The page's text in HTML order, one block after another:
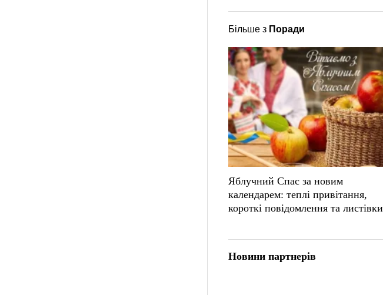
Більше з Поради
Яблучний Спас за новим
календарем: теплі привітання,
короткі повідомлення та листівки
Новини партнерів